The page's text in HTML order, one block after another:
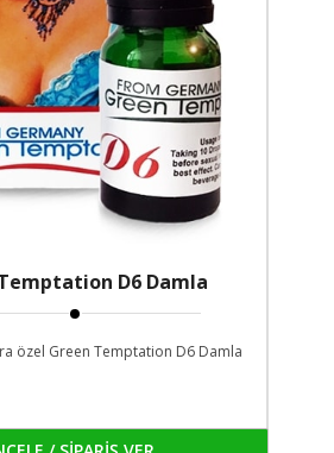
D6 Damla
özel Green Temptation D6 Damla